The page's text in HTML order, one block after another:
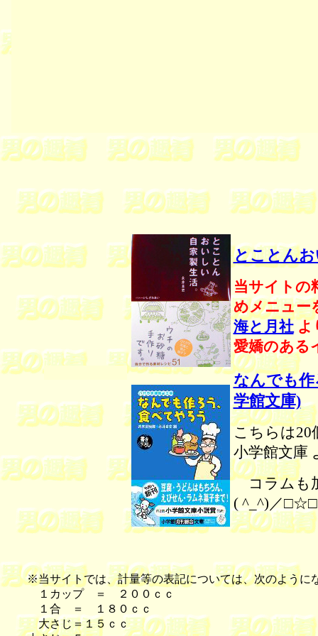
とことん
当サイト
めメニュー
海と月社よ
愛嬌のある
なんでも
学館文庫)
こちらは20
小学館文庫
コラムも
( ^_^)／
※当サイトでは、計量等の表記については、次のように
１カップ ＝ ２００ｃｃ
１合 ＝ １８０ｃｃ
大さじ＝１５ｃｃ